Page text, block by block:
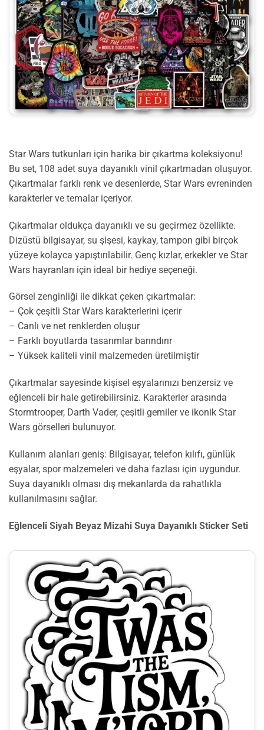
Star Wars tutkunları için harika bir çıkartma koleksiyonu!
Bu set, 108 adet suya dayanıklı vinil çıkartmadan oluşuyor.
Çıkartmalar farklı renk ve desenlerde, Star Wars evreninden
karakterler ve temalar içeriyor.
Çıkartmalar oldukça dayanıklı ve su geçirmez özellikte.
Dizüstü bilgisayar, su şişesi, kaykay, tampon gibi birçok
yüzeye kolayca yapıştırılabilir. Genç kızlar, erkekler ve Star
Wars hayranları için ideal bir hediye seçeneği.
Görsel zenginliği ile dikkat çeken çıkartmalar:
– Çok çeşitli Star Wars karakterlerini içerir
– Canlı ve net renklerden oluşur
– Farklı boyutlarda tasarımlar barındırır
– Yüksek kaliteli vinil malzemeden üretilmiştir
Çıkartmalar sayesinde kişisel eşyalarınızı benzersiz ve
eğlenceli bir hale getirebilirsiniz. Karakterler arasında
Stormtrooper, Darth Vader, çeşitli gemiler ve ikonik Star
Wars görselleri bulunuyor.
Kullanım alanları geniş: Bilgisayar, telefon kılıfı, günlük
eşyalar, spor malzemeleri ve daha fazlası için uygundur.
Suya dayanıklı olması dış mekanlarda da rahatlıkla
kullanılmasını sağlar.
Eğlenceli Siyah Beyaz Mizahi Suya Dayanıklı Sticker Seti